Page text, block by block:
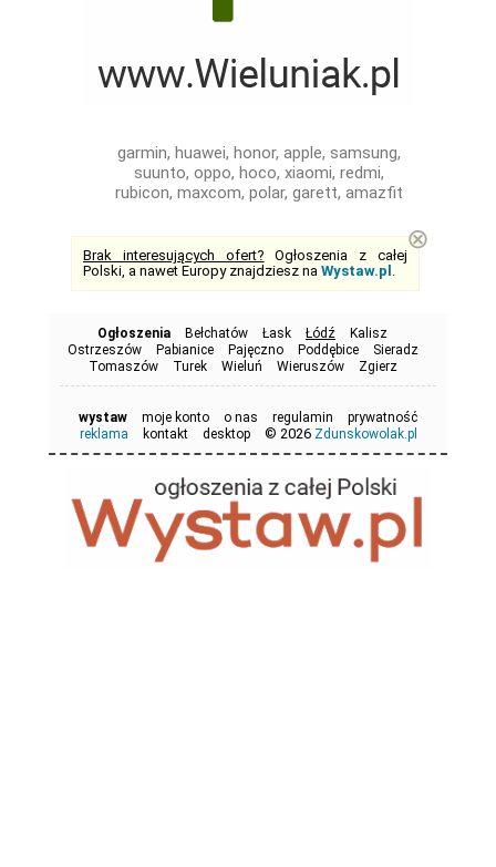
garmin, huawei, honor, apple, samsung,
suunto, oppo, hoco, xiaomi, redmi,
rubicon, maxcom, polar, garett, amazfit
Brak interesujących ofert? Ogłoszenia z całej
Polski, a nawet Europy znajdziesz na Wystaw.pl .
⊗
Ogłoszenia Bełchatów Łask Łódź
Kalisz
Ostrzeszów
Pabianice Pajęczno Poddębice
Sieradz
Tomaszów
Turek Wieluń Wieruszów Zgierz
wystaw moje konto o nas regulamin
prywatność
reklama
kontakt desktop © 2026 Zdunskowolak.pl